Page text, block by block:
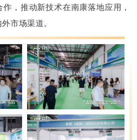
，推动新技术在南康落地应用，
市场渠道。